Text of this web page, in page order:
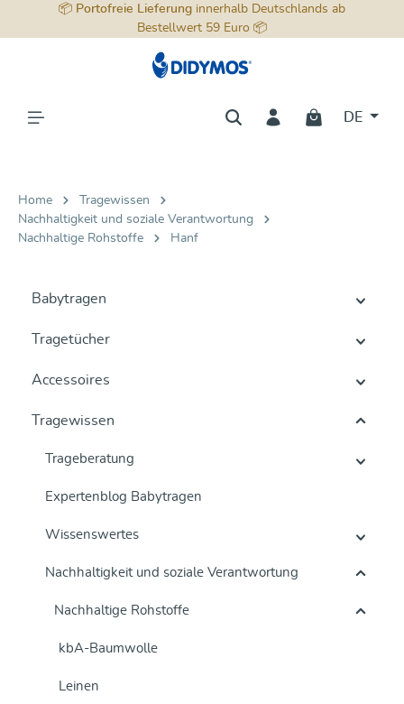
springen
📦 Portofreie Lieferung innerhalb Deutschlands ab
Bestellwert 59 Euro 📦
DE
Home
Tragewissen
Nachhaltigkeit und soziale Verantwortung
Nachhaltige Rohstoffe
Hanf
Babytragen
Tragetücher
Accessoires
Tragewissen
Trageberatung
Expertenblog Babytragen
Wissenswertes
Nachhaltigkeit und soziale Verantwortung
Nachhaltige Rohstoffe
kbA-Baumwolle
Leinen